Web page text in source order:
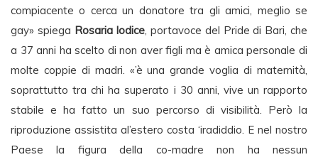
compiacente o cerca un donatore tra gli amici, meglio se
gay» spiega Rosaria Iodice, portavoce del Pride di Bari, che
a 37 anni ha scelto di non aver figli ma è amica personale di
molte coppie di madri. «’è una grande voglia di maternità,
soprattutto tra chi ha superato i 30 anni, vive un rapporto
stabile e ha fatto un suo percorso di visibilità. Però la
riproduzione assistita al’estero costa ‘iradiddio. E nel nostro
Paese la figura della co-madre non ha nessun